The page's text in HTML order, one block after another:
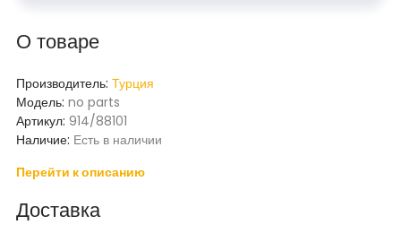
О товаре
Производитель: Турция
Модель: no parts
Артикул: 914/88101
Наличие: Есть в наличии
Перейти к описанию
Доставка